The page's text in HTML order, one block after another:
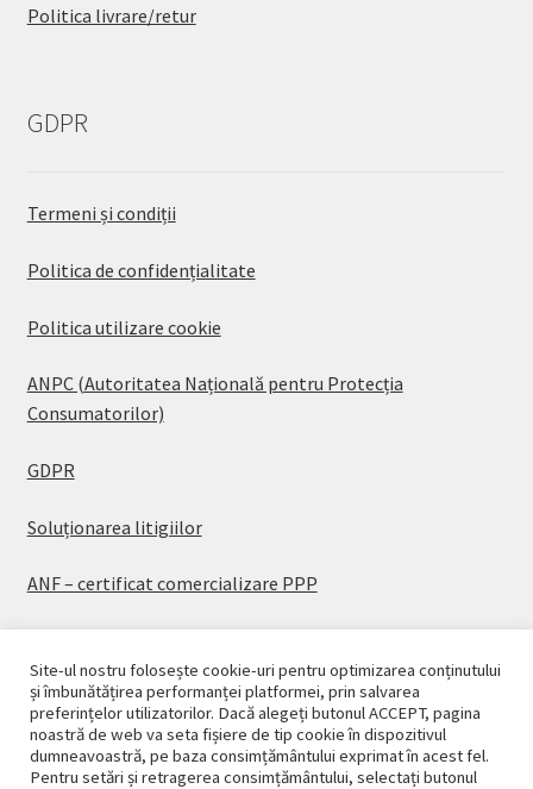
Politica livrare/retur
GDPR
Termeni și condiții
Politica de confidențialitate
Politica utilizare cookie
ANPC (Autoritatea Națională pentru Protecția
Consumatorilor)
GDPR
Soluționarea litigiilor
ANF – certificat comercializare PPP
© CASAPLANT 2026
Politică de confidențialitate
Site-ul nostru folosește cookie-uri pentru optimizarea conținutului
și îmbunătățirea performanței platformei, prin salvarea
preferințelor utilizatorilor. Dacă alegeți butonul ACCEPT, pagina
noastră de web va seta fișiere de tip cookie în dispozitivul
dumneavoastră, pe baza consimțământului exprimat în acest fel.
Pentru setări și retragerea consimțământului, selectați butonul